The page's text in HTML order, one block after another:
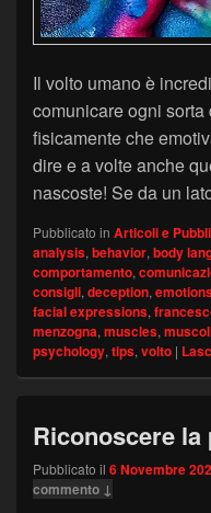
Il volto umano è
comunicare ogni
fisicamente che
dire e a volte anche
nascoste! Se da un
Pubblicato in Articoli e
analysis, behavior, body
comportamento,
consigli, deception,
facial expressions,
menzogna, muscles,
psychology, tips, volto |
Riconoscere la
Pubblicato il 6 Novembre
commento ↓